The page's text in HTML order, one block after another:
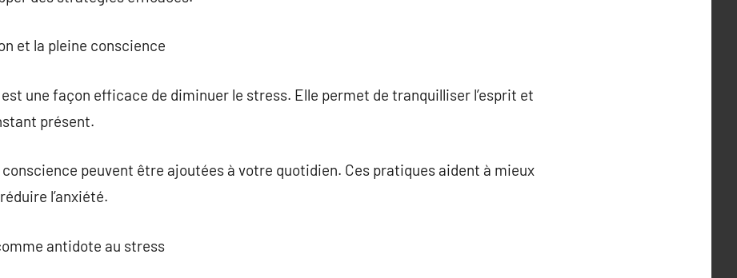
et la pleine conscience
une façon efficace de diminuer le stress. Elle permet de tranquilliser l’esprit et
présent.
peuvent être ajoutées à votre quotidien. Ces pratiques aident à mieux
l’anxiété.
antidote au stress